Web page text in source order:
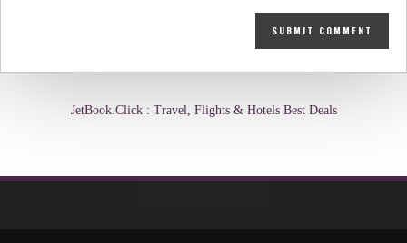
JetBook.Click : Travel, Flights & Hotels Best Deals